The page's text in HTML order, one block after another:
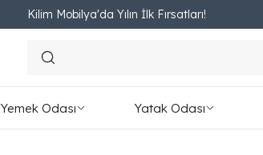
Kilim Mobilya'da Yılın İlk Fırsatları!
Yemek Odası Yatak Odası